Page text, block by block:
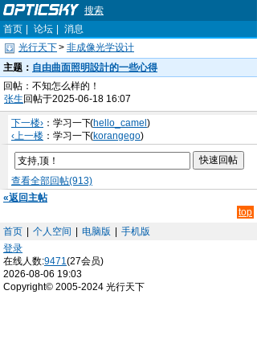
搜索
首页
论坛
消息
光行天下> 非成像光学设计
主题： 自由曲面照明設計的一些心得
回帖：不知怎么样的！
张生 回帖于2025-06-18 16:07
下一楼› ：学习一下(hello_camel )
‹上一楼 ：学习一下(korangego)
查看全部回帖(913)
«返回主帖
top
首页
个人空间 电脑版
手机版
登录
在线人数:9471(27会员)
2026-08-06 19:03
Copyright© 2005-2024 光行天下